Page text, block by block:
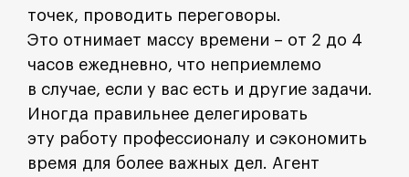
точек, проводить переговоры.
Это отнимает массу времени – от 2 до 4
часов ежедневно, что неприемлемо
в случае, если у вас есть и другие задачи.
Иногда правильнее делегировать
эту работу профессионалу и сэкономить
время для более важных дел. Агент